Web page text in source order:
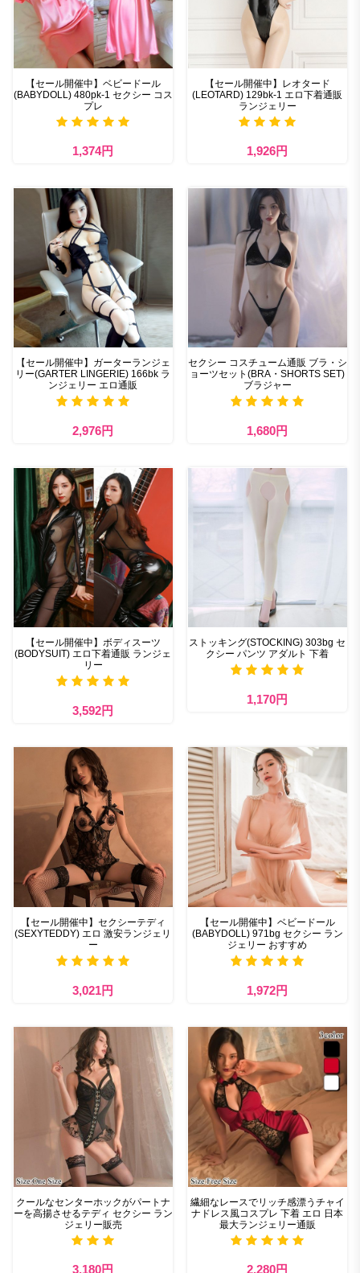
【セール開催中】ベビードール
(BABYDOLL) 480pk-1 セクシー コス
プレ
1,374円
【セール開催中】レオタード
(LEOTARD) 129bk-1 エロ下着通販
ランジェリー
1,926円
【セール開催中】ガーターランジェ
リー(GARTER LINGERIE) 166bk ラ
ンジェリー エロ通販
2,976円
セクシー コスチューム通販 ブラ・シ
ョーツセット(BRA・SHORTS SET)
ブラジャー
1,680円
【セール開催中】ボディスーツ
(BODYSUIT) エロ下着通販 ランジェ
リー
3,592円
ストッキング(STOCKING) 303bg セ
クシー パンツ アダルト 下着
1,170円
【セール開催中】セクシーテディ
(SEXYTEDDY) エロ 激安ランジェリ
ー
3,021円
【セール開催中】ベビードール
(BABYDOLL) 971bg セクシー ラン
ジェリー おすすめ
1,972円
クールなセンターホックがパートナ
ーを高揚させるテディ セクシー ラン
ジェリー販売
3,180円
繊細なレースでリッチ感漂うチャイ
ナドレス風コスプレ 下着 エロ 日本
最大ランジェリー通販
2,280円